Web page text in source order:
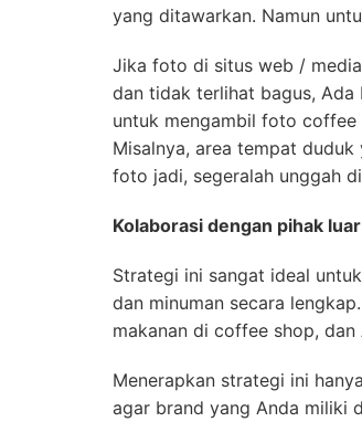
yang ditawarkan. Namun
Jika foto di situs web /
dan tidak terlihat bagus,
untuk mengambil foto
Misalnya, area tempat
foto jadi, segeralah unggah
Kolaborasi dengan pihak luar
Strategi ini sangat ideal
dan minuman secara
makanan di coffee shop,
Menerapkan strategi ini
agar brand yang Anda miliki